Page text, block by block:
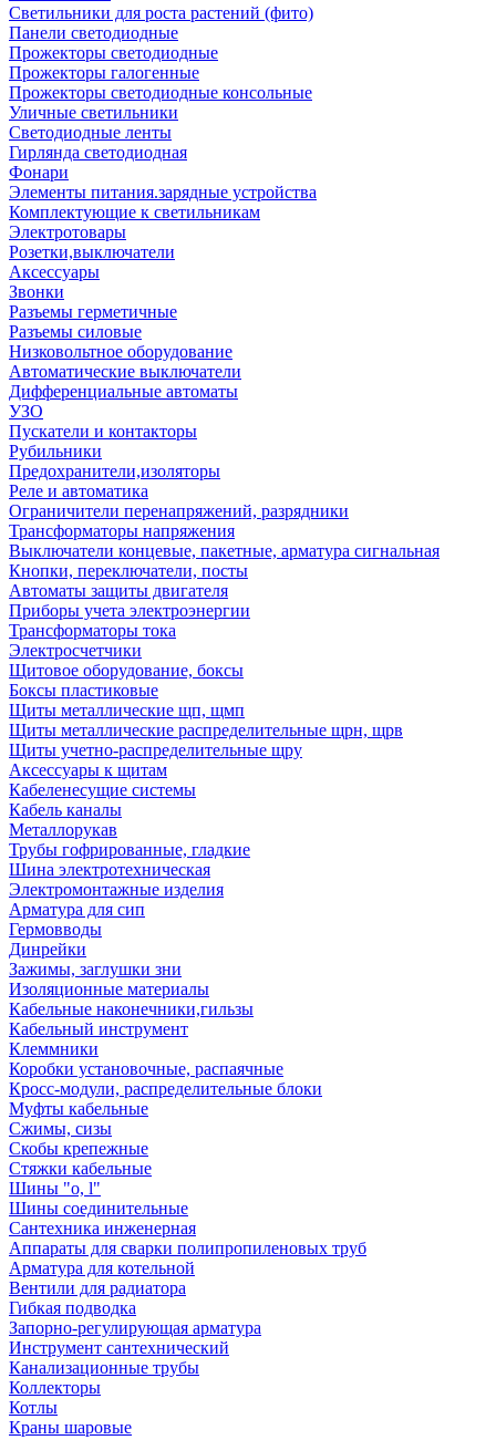
Светильники для роста растений (фито)
Панели светодиодные
Прожекторы светодиодные
Прожекторы галогенные
Прожекторы светодиодные консольные
Уличные светильники
Светодиодные ленты
Гирлянда светодиодная
Фонари
Элементы питания.зарядные устройства
Комплектующие к светильникам
Электротовары
Розетки,выключатели
Аксессуары
Звонки
Разъемы герметичные
Разъемы силовые
Низковольтное оборудование
Автоматические выключатели
Дифференциальные автоматы
УЗО
Пускатели и контакторы
Рубильники
Предохранители,изоляторы
Реле и автоматика
Ограничители перенапряжений, разрядники
Трансформаторы напряжения
Выключатели концевые, пакетные, арматура сигнальная
Кнопки, переключатели, посты
Автоматы защиты двигателя
Приборы учета электроэнергии
Трансформаторы тока
Электросчетчики
Щитовое оборудование, боксы
Боксы пластиковые
Щиты металлические щп, щмп
Щиты металлические распределительные щрн, щрв
Щиты учетно-распределительные щру
Аксессуары к щитам
Кабеленесущие системы
Кабель каналы
Металлорукав
Трубы гофрированные, гладкие
Шина электротехническая
Электромонтажные изделия
Арматура для сип
Гермовводы
Динрейки
Зажимы, заглушки зни
Изоляционные материалы
Кабельные наконечники,гильзы
Кабельный инструмент
Клеммники
Коробки установочные, распаячные
Кросс-модули, распределительные блоки
Муфты кабельные
Сжимы, сизы
Скобы крепежные
Стяжки кабельные
Шины "o, l"
Шины соединительные
Сантехника инженерная
Аппараты для сварки полипропиленовых труб
Арматура для котельной
Вентили для радиатора
Гибкая подводка
Запорно-регулирующая арматура
Инструмент сантехнический
Канализационные трубы
Коллекторы
Котлы
Краны шаровые